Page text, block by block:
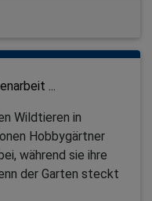
...
Wildtieren in
Hobbygärtner
während sie ihre
der Garten steckt